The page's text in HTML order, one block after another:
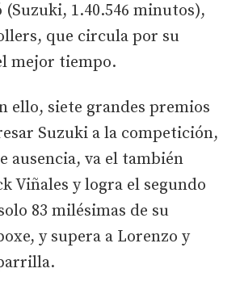
1.40.546 minutos),
que circula por su
mejor tiempo.
ello, siete grandes premios
Suzuki a la competición,
ausencia, va el también
Viñales y logra el segundo
83 milésimas de su
y supera a Lorenzo y